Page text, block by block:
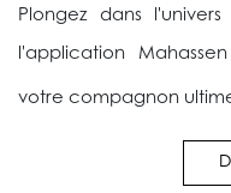
Plongez dans
l'application
votre compagnon